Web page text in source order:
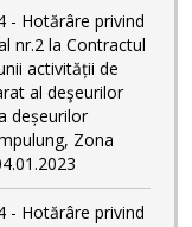
- Hotărâre privind
nr.2 la Contractul
activității de
al deşeurilor
deșeurilor
Zona
- Hotărâre privind